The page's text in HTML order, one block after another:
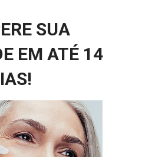
SUA
EM ATÉ 14